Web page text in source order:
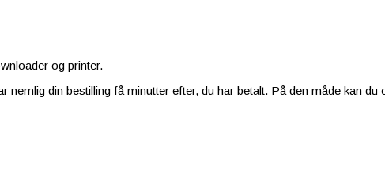
og printer.
nemlig din bestilling få minutter efter, du har betalt. På den måde kan